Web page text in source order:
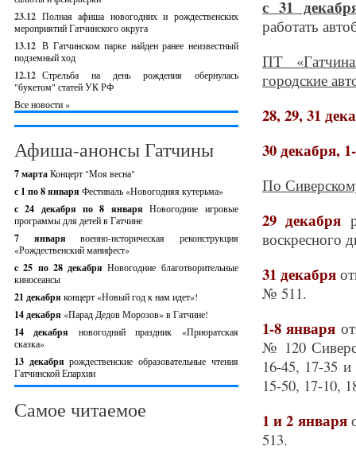
23.12 Полная афиша новогодних и рождественских
мероприятий Гатчинского округа
13.12 В Гатчинском парке найден ранее неизвестный
подземный ход
12.12 Стрельба на день рождения обернулась
"букетом" статей УК РФ
Все новости »
Афиша-анонсы Гатчины
7 мартаКонцерт "Моя весна"
с 1 по 8 января Фестиваль «Новогодняя кутерьма»
с 24 декабря по 8 январяНовогодние игровые
программы для детей в Гатчине
7 январявоенно-историческая реконструкция
«Рождественский манифест»
c 25 по 28 декабряНовогодние благотворительные
киносеансы
21 декабря концерт «Новый год к нам идет»!
14 декабря «Парад Дедов Морозов» в Гатчине!
14 декабря новогодний праздник «Приоратская
сказка»
13 декабрярождественские образовательные чтения
Гатчинской Епархии
Самое читаемое
с 31
работать
ПТ
городские
28, 29, 31
30 декабря,
По
29 декабря
воскресного
31 декабря
№ 511.
1-8 января
№ 120
16-45, 17-35
15-50, 17-10,
1 и 2 января
513.